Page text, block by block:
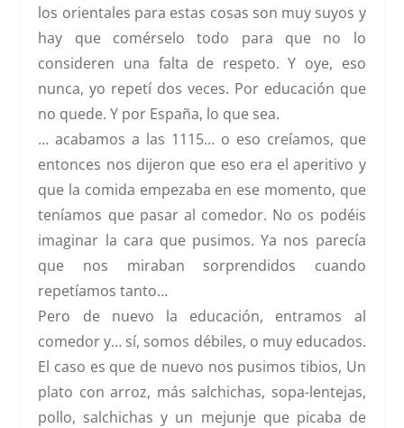
los orientales para estas cosas son muy suyos y
hay que comérselo todo para que no lo
consideren una falta de respeto. Y oye, eso
nunca,yo repetí dos veces. Por educación que
no quede. Y por España, lo que sea.
… acabamos a las 1115… o eso creíamos, que
entonces nos dijeron que eso era el aperitivo y
que la comida empezaba en ese momento, que
teníamos que pasar al comedor. No os podéis
imaginar la cara que pusimos. Ya nos parecía
que nos miraban sorprendidos cuando
repetíamos tanto…
Pero de nuevo la educación, entramos al
comedor y… sí, somos débiles, o muy educados.
El caso es que de nuevo nos pusimos tibios, Un
plato con arroz, más salchichas, sopa-lentejas,
pollo, salchichas y un mejunje que picaba de